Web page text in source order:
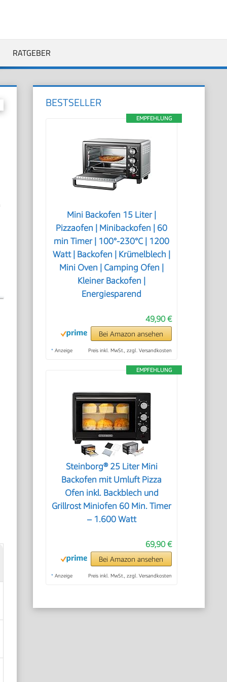
RATGEBER
BESTSELLER
EMPFEHLUNG
Mini Backofen 15 Liter |
Pizzaofen | Minibackofen | 60
min Timer | 100°-230°C | 1200
Watt | Backofen | Krümelblech |
Mini Oven | Camping Ofen |
Kleiner Backofen |
Energiesparend
49,90 €
Bei Amazon ansehen
* Anzeige Preis inkl. MwSt., zzgl. Versandkosten
EMPFEHLUNG
Steinborg® 25 Liter Mini
Backofen mit Umluft Pizza
Ofen inkl. Backblech und
Grillrost Miniofen 60 Min. Timer
– 1.600 Watt
69,90 €
Bei Amazon ansehen
* Anzeige Preis inkl. MwSt., zzgl. Versandkosten